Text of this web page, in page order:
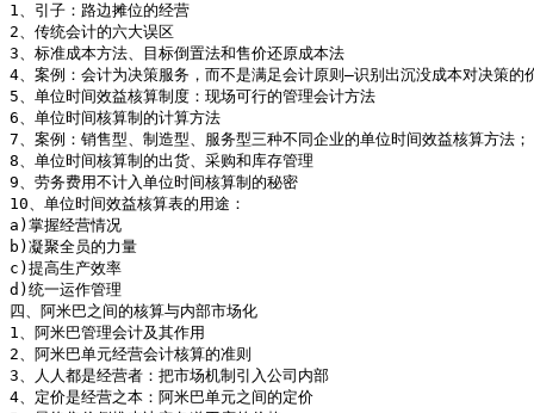
1、引子：路边摊位的经营
2、传统会计的六大误区
3、标准成本方法、目标倒置法和售价还原成本法
4、案例：会计为决策服务，而不是满足会计原则—识别出沉没成本对决策的
5、单位时间效益核算制度：现场可行的管理会计方法
6、单位时间核算制的计算方法
7、案例：销售型、制造型、服务型三种不同企业的单位时间效益核算方法；
8、单位时间核算制的出货、采购和库存管理
9、劳务费用不计入单位时间核算制的秘密
10、单位时间效益核算表的用途：
a)掌握经营情况
b)凝聚全员的力量
c)提高生产效率
d)统一运作管理
四、阿米巴之间的核算与内部市场化
1、阿米巴管理会计及其作用
2、阿米巴单元经营会计核算的准则
3、人人都是经营者：把市场机制引入公司内部
4、定价是经营之本：阿米巴单元之间的定价